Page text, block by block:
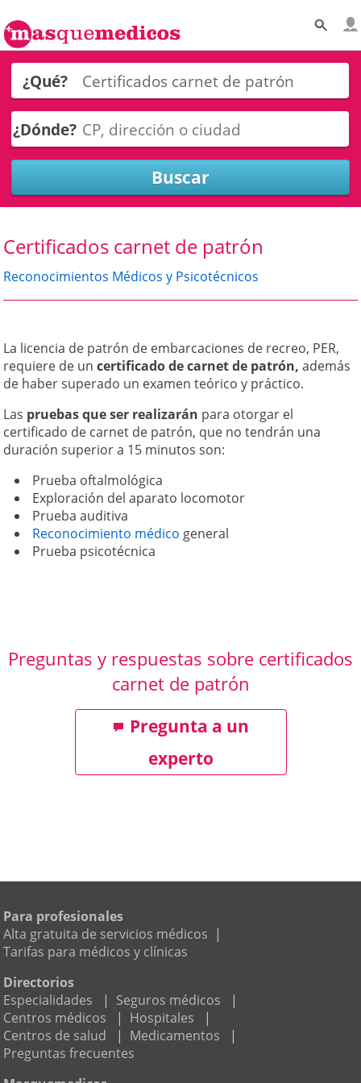
¿Qué?
¿Dónde?
Certificados carnet de patrón
Reconocimientos Médicos y Psicotécnicos
La licencia de patrón de embarcaciones de recreo, PER,
requiere de uncertificado de carnet de patrón,además
de haber superado un examen teórico y práctico.
Las pruebas que ser realizarán para otorgar el
certificado de carnet de patrón, que no tendrán una
duración superior a 15 minutos son:
Prueba oftalmológica
Exploración del aparato locomotor
Prueba auditiva
Reconocimiento médico general
Prueba psicotécnica
Preguntas y respuestas sobre certificados
carnet de patrón
Pregunta a un
experto
Para profesionales
Alta gratuita de servicios médicos |
Tarifas para médicos y clínicas
Directorios
Especialidades
| Seguros médicos
|
Centros médicos
| Hospitales
|
Centros de salud
| Medicamentos
|
Preguntas frecuentes